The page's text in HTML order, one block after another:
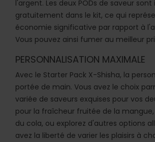
l'argent. Les deux PODs de saveur sont
gratuitement dans le kit, ce qui
économie significative par rapport à
Vous pouvez ainsi fumer au meilleur
PERSONNALISATION MAXIMALE
Avec le Starter Pack X-Shisha, la
portée de main. Vous avez le choix
variée de saveurs exquises pour vos
pour la fraîcheur fruitée de la
du cola, ou explorez d'autres options
avez la liberté de varier les plaisirs à